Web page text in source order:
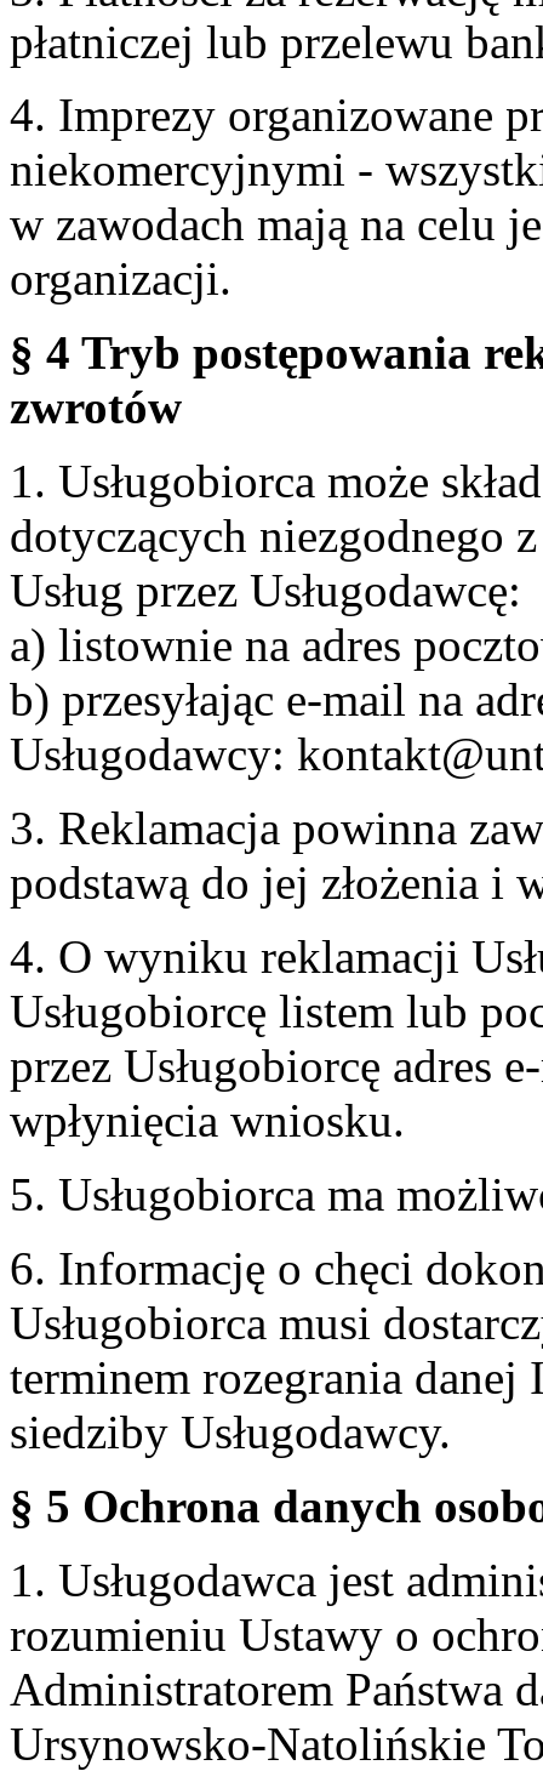
płatniczej lub przelewu
4. Imprezy organizowane
niekomercyjnymi -
w zawodach mają na celu
organizacji.
§ 4 Tryb postępowania
zwrotów
1. Usługobiorca może
dotyczących niezgodnego
Usług przez Usługodawcę:
a) listownie na adres
b) przesyłając e-mail na
Usługodawcy:
3. Reklamacja powinna
podstawą do jej złożenia i
4. O wyniku reklamacji
Usługobiorcę listem lub
przez Usługobiorcę adres
wpłynięcia wniosku.
5. Usługobiorca ma
6. Informację o chęci
Usługobiorca musi
terminem rozegrania
siedziby Usługodawcy.
§ 5 Ochrona danych
1. Usługodawca jest
rozumieniu Ustawy o
Administratorem Państwa
Ursynowsko-Natolińskie